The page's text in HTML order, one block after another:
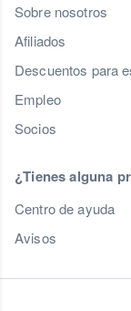
Sobre nosotros
Afiliados
Descuentos para
Empleo
Socios
¿Tienes alguna
Centro de ayuda
Avisos